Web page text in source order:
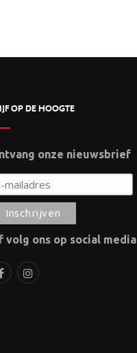
OP DE HOOGTE
onze nieuwsbrief
volg ons op social media